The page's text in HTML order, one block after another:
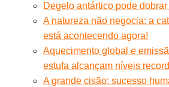
Degelo antártico pode
A natureza não negocia: a
está acontecendo agora!
Aquecimento global e
estufa alcançam níveis
A grande cisão: sucesso